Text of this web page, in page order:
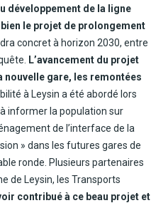
développement de la ligne
le projet de prolongement
concret à horizon 2030, entre
L’avancement du projet
nouvelle gare, les remontées
à Leysin a été abordé lors
informer la population sur
de l’interface de la
» dans les futures gares de
ronde. Plusieurs partenaires
de Leysin, les Transports
contribué à ce beau projet et